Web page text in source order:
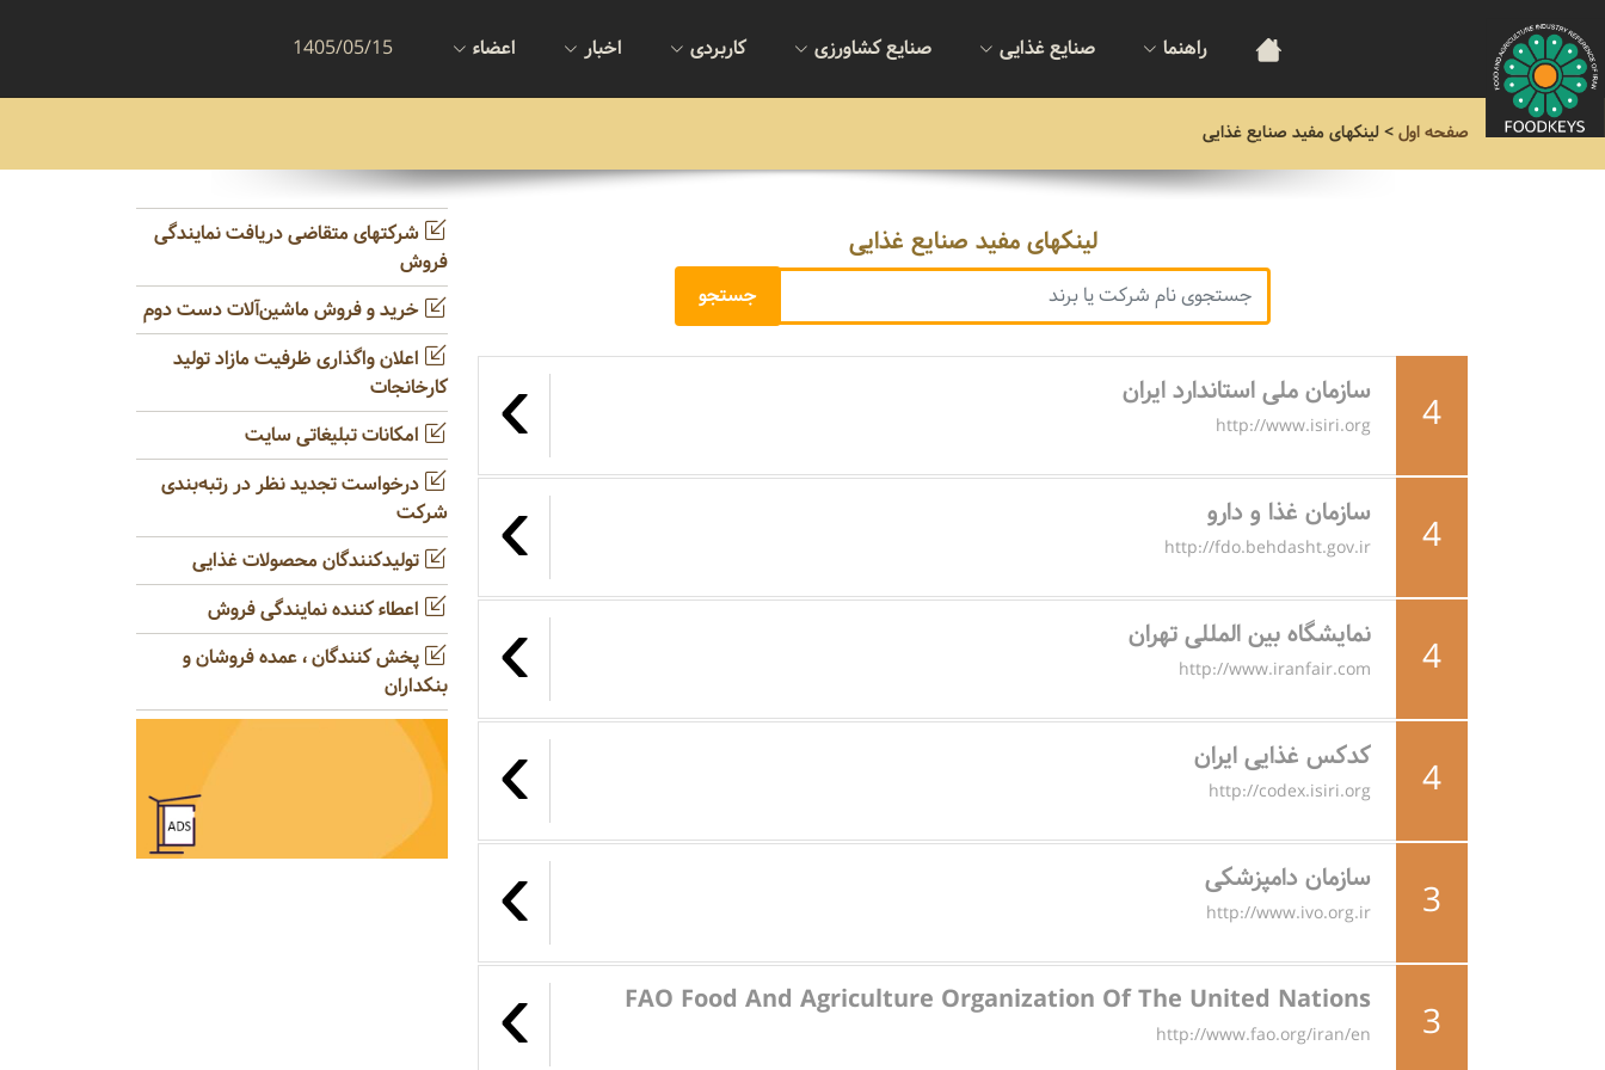
راهنما صنایع غذایی صنایع کشاورزی کاربردی اخبار اعضاء 1405/05/15
صفحه اول>لینکهای مفید صنایع غذایی
لینکهای مفید صنایع غذایی
4 سازمان ملی استاندارد ایران
http://www.isiri.org
›
4 سازمان غذا و دارو
http://fdo.behdasht.gov.ir
›
4 نمایشگاه بین المللی تهران
http://www.iranfair.com
›
4 کدکس غذایی ایران
http://codex.isiri.org
›
3 سازمان دامپزشکی
http://www.ivo.org.ir
›
3
FAO Food And Agriculture Organization Of The United Nations
http://www.fao.org/iran/en
›
شرکتهای متقاضی دریافت نمایندگی
فروش
خرید و فروش ماشین‌آلات دست دوم
اعلان واگذاری ظرفیت مازاد تولید
کارخانجات
امکانات تبلیغاتی سایت
درخواست تجدید نظر در رتبه‌بندی
شرکت
تولیدکنندگان محصولات غذایی
اعطاء کننده نمایندگی فروش
پخش کنندگان ، عمده فروشان و
بنکداران